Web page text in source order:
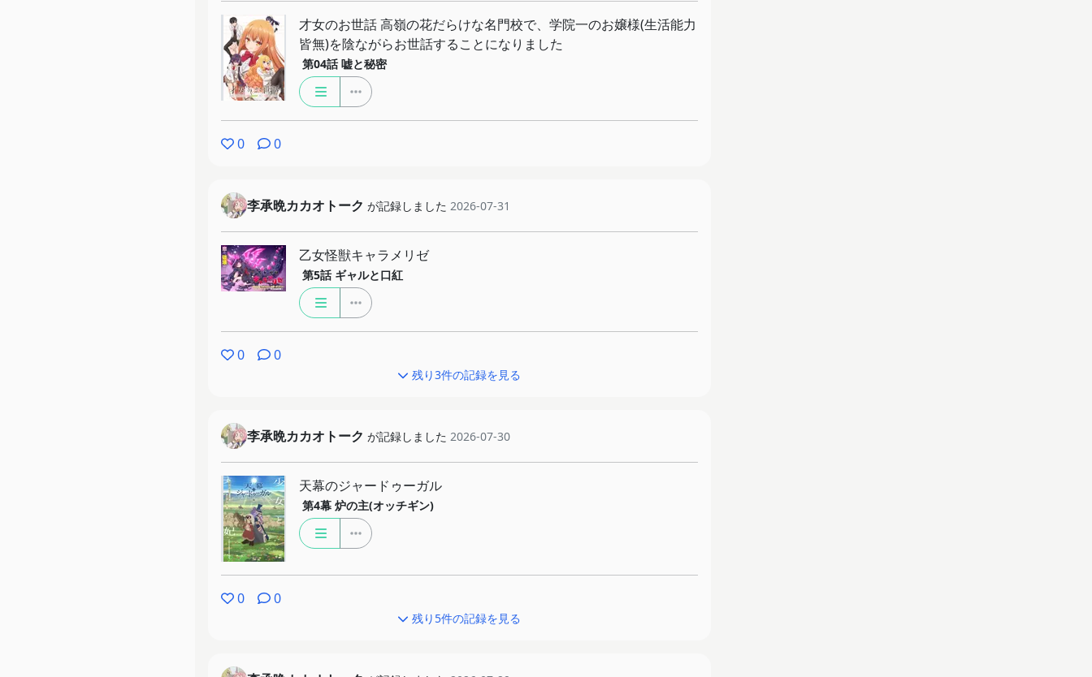
才女のお世話 高嶺の花だらけな名門校で、学院一のお嬢様(生活能力
皆無)を陰ながらお世話することになりました
第04話 嘘と秘密
0 0
李承晩カカオトーク が記録しました 2026-07-31
乙女怪獣キャラメリゼ
第5話 ギャルと口紅
0 0
残り3件の記録を見る
李承晩カカオトーク が記録しました 2026-07-30
天幕のジャードゥーガル
第4幕 炉の主(オッチギン)
0 0
残り5件の記録を見る